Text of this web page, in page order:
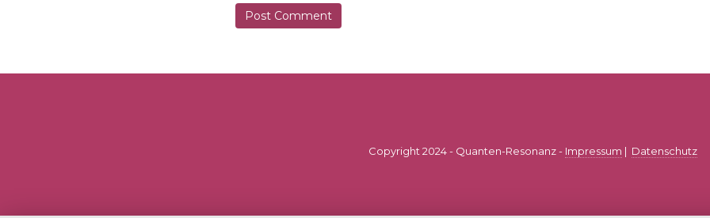
Copyright 2024 - Quanten-Resonanz - Impressum | Datenschutz